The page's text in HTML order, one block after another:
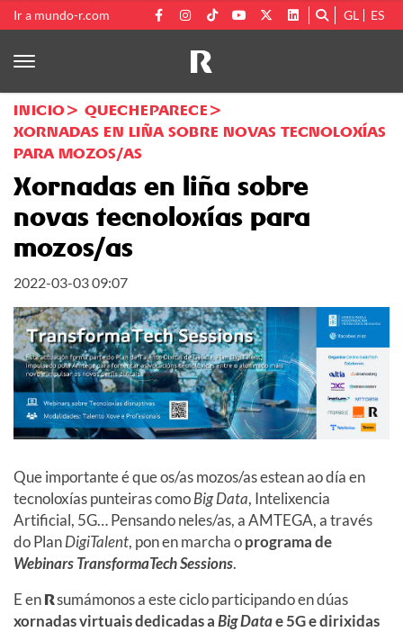
Ir a mundo-r.com GL ES
INICIO
QUECHEPARECE
XORNADAS EN LIÑA SOBRE NOVAS TECNOLOXÍAS
PARA MOZOS/AS
Xornadas en liña sobre
novas tecnoloxías para
mozos/as
2022-03-03 09:07
Que importante é que os/as mozos/as estean ao día en
tecnoloxías punteiras comoBig Data, Intelixencia
Artificial, 5G… Pensando neles/as, a AMTEGA, a través
do PlanDigiTalent, pon en marcha oprograma de
Webinars TransformaTech Sessions.
E enRsumámonos a este ciclo participando en dúas
xornadas virtuais dedicadas aBig Datae 5G e dirixidas